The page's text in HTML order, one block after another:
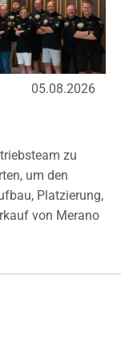
05.08.2026
zu
um den
Platzierung,
von Merano